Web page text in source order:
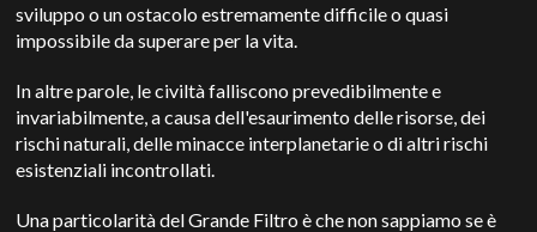
sviluppo o un ostacolo estremamente difficile o quasi
impossibile da superare per la vita.
In altre parole, le civiltà falliscono prevedibilmente e
invariabilmente, a causa dell'esaurimento delle risorse, dei
rischi naturali, delle minacce interplanetarie o di altri rischi
esistenziali incontrollati.
Una particolarità del Grande Filtro è che non sappiamo se è